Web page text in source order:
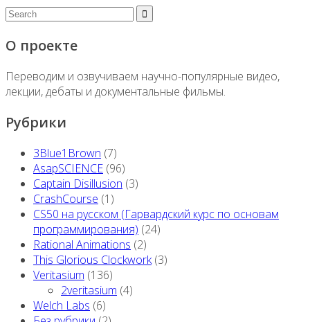
О проекте
Переводим и озвучиваем научно-популярные видео,
лекции, дебаты и документальные фильмы.
Рубрики
3Blue1Brown (7)
AsapSCIENCE (96)
Captain Disillusion (3)
CrashCourse (1)
CS50 на русском (Гарвардский курс по основам
программирования) (24)
Rational Animations (2)
This Glorious Clockwork(3)
Veritasium (136)
2veritasium (4)
Welch Labs (6)